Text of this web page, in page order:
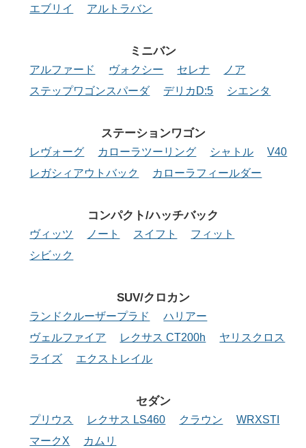
エブリイ アルトラバン
ミニバン
アルファード ヴォクシー セレナ
ノア
ステップワゴンスパーダ
デリカD:5 シエンタ
ステーションワゴン
レヴォーグ カローラツーリング シャトル
V40
レガシィアウトバック
カローラフィールダー
コンパクト/ハッチバック
ヴィッツ ノート スイフト
フィット
シビック
SUV/クロカン
ランドクルーザープラド
ハリアー
ヴェルファイア
レクサス CT200h
ヤリスクロス
ライズ
エクストレイル
セダン
プリウス レクサス LS460 クラウン
WRXSTI
マークX
カムリ